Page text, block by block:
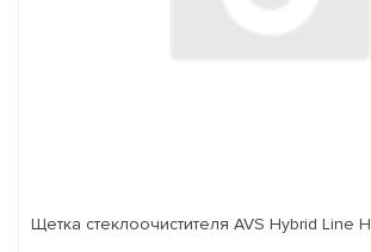
Щетка стеклоочистителя AVS Hybrid Line